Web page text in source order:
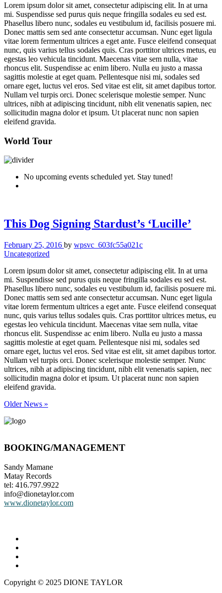
Lorem ipsum dolor sit amet, consectetur adipiscing elit. In at urna
mi. Suspendisse sed purus quis neque fringilla sodales eu sed est.
Phasellus libero nunc, sodales eu vestibulum id, facilisis posuere mi.
Donec mattis sem sed ante consectetur accumsan. Nunc eget ligula
vitae lorem fermentum ultrices a eget ante. Fusce eleifend consequat
nunc, quis varius tellus sodales quis. Cras porttitor ultrices metus, eu
egestas leo vehicula tincidunt. Maecenas vitae sem nulla, vitae
rhoncus elit. Suspendisse ac enim libero. Nulla eu justo a massa
sagittis molestie at eget quam. Pellentesque nisi mi, sodales sed
ornare eget, luctus vel eros. Sed vitae est elit, sit amet dapibus tortor.
Nullam vel turpis orci. Donec scelerisque molestie semper. Nunc
ultrices, nibh at adipiscing tincidunt, nibh elit venenatis sapien, nec
sollicitudin magna dolor et ipsum. Ut placerat nunc non sapien
eleifend gravida.
World Tour
No upcoming events scheduled yet. Stay tuned!
This Dog Signing Stardust’s ‘Lucille’
February 25, 2016 by wpsvc_603fc55a021c
Uncategorized
Lorem ipsum dolor sit amet, consectetur adipiscing elit. In at urna
mi. Suspendisse sed purus quis neque fringilla sodales eu sed est.
Phasellus libero nunc, sodales eu vestibulum id, facilisis posuere mi.
Donec mattis sem sed ante consectetur accumsan. Nunc eget ligula
vitae lorem fermentum ultrices a eget ante. Fusce eleifend consequat
nunc, quis varius tellus sodales quis. Cras porttitor ultrices metus, eu
egestas leo vehicula tincidunt. Maecenas vitae sem nulla, vitae
rhoncus elit. Suspendisse ac enim libero. Nulla eu justo a massa
sagittis molestie at eget quam. Pellentesque nisi mi, sodales sed
ornare eget, luctus vel eros. Sed vitae est elit, sit amet dapibus tortor.
Nullam vel turpis orci. Donec scelerisque molestie semper. Nunc
ultrices, nibh at adipiscing tincidunt, nibh elit venenatis sapien, nec
sollicitudin magna dolor et ipsum. Ut placerat nunc non sapien
eleifend gravida.
Older News »
BOOKING/MANAGEMENT
Sandy Mamane
Matay Records
tel: 416.797.9922
info@dionetaylor.com
www.dionetaylor.com
Copyright © 2025 DIONE TAYLOR